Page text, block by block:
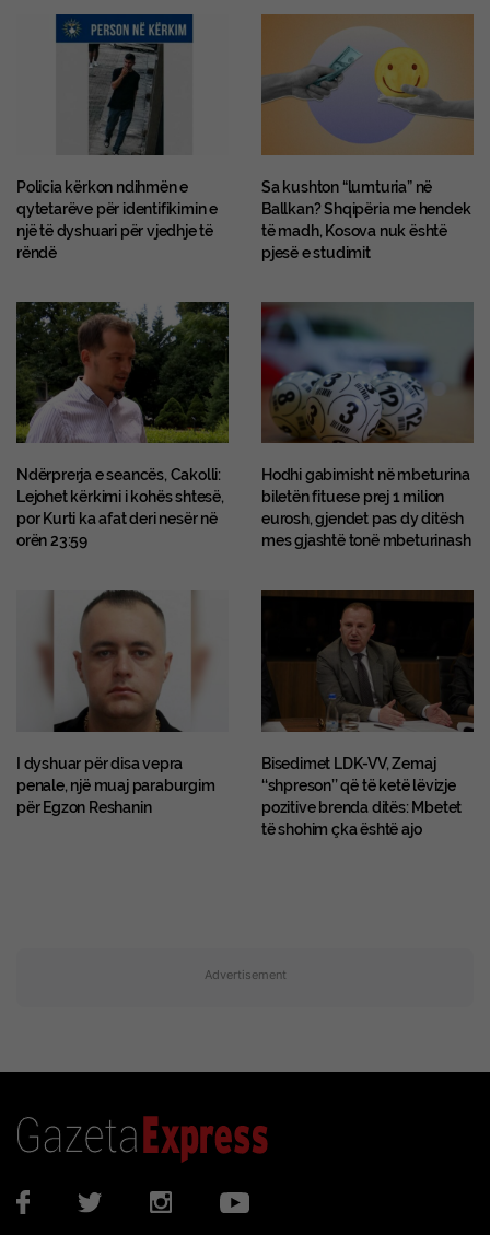
Policia kërkon ndihmën e
qytetarëve për identifikimin e
një të dyshuari për vjedhje të
rëndë
Sa kushton “lumturia” në
Ballkan? Shqipëria me hendek
të madh, Kosova nuk është
pjesë e studimit
Ndërprerja e seancës, Cakolli:
Lejohet kërkimi i kohës shtesë,
por Kurti ka afat deri nesër në
orën 23:59
Hodhi gabimisht në mbeturina
biletën fituese prej 1 milion
eurosh, gjendet pas dy ditësh
mes gjashtë tonë mbeturinash
I dyshuar për disa vepra
penale, një muaj paraburgim
për Egzon Reshanin
Bisedimet LDK-VV, Zemaj
‘‘shpreson’’ që të ketë lëvizje
pozitive brenda ditës: Mbetet
të shohim çka është ajo
Advertisement